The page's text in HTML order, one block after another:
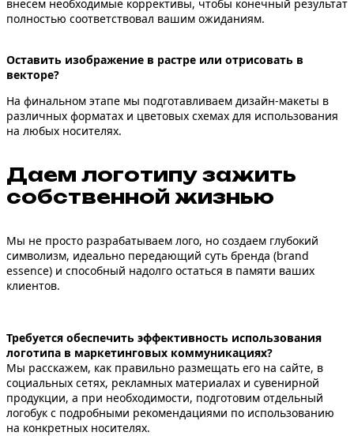
внесем необходимые коррективы, чтобы конечный результат
полностью соответствовал вашим ожиданиям.
Оставить изображение в растре или отрисовать в
векторе?
На финальном этапе мы подготавливаем дизайн-макеты в
различных форматах и цветовых схемах для использования
на любых носителях.
Даем логотипу зажить
собственной жизнью
Мы не просто разрабатываем лого, но создаем глубокий
символизм, идеально передающий суть бренда (brand
essence) и способный надолго остаться в памяти ваших
клиентов.
Требуется обеспечить эффективность использования
логотипа в маркетинговых коммуникациях?
Мы расскажем, как правильно размещать его на сайте, в
социальных сетях, рекламных материалах и сувенирной
продукции, а при необходимости, подготовим отдельный
логобук с подробными рекомендациями по использованию
на конкретных носителях.